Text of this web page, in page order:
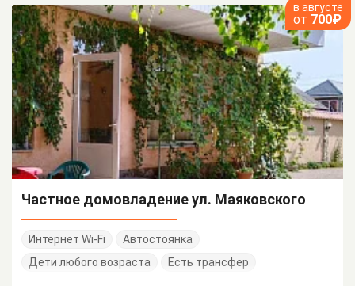
в августе
от 700₽
Частное домовладение ул. Маяковского
Интернет Wi-Fi
Автостоянка
Дети любого возраста
Есть трансфер